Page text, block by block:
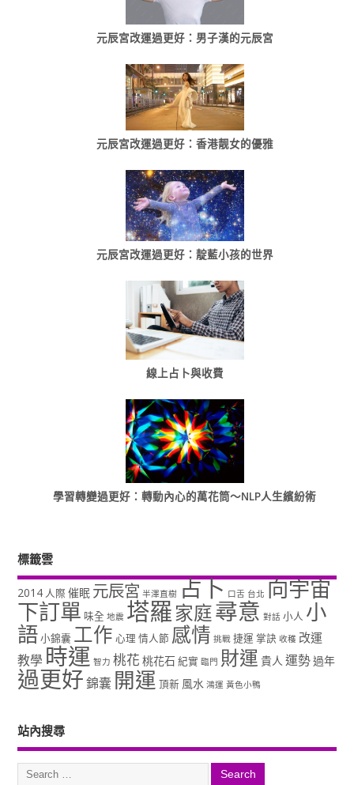
元辰宮改運過更好：男子漢的元辰宮
元辰宮改運過更好：香港靓女的優雅
元辰宮改運過更好：靛藍小孩的世界
線上占卜與收費
學習轉變過更好：轉動內心的萬花筒～NLP人生繽紛術
標籤雲
2014 人際 催眠 元辰宮 半澤直樹 占卜 口舌 台北 向宇宙
下訂單 味全 地震 塔羅家庭尋意 對話 小人 小
語小錦囊 工作 心理 情人節 感情 挑戰 捷運 掌訣 收穫 改運
教學 時運 智力 桃花 桃花石 紀實 臨門 財運 貴人 運勢過年
過更好錦囊 開運 頂新 風水 鴻運 黃色小鴨
站內搜尋